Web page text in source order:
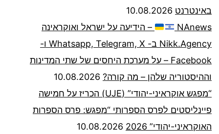
באינטרנט 10.08.2026
NAnews
– הידיעה על ישראל ואוקראינה
Nikk.Agency ב- Whatsapp, Telegram, X ו-
Facebook – על מערכת היחסים של שתי המדינות
וההיסטוריה שלהן – מה קורה? 10.08.2026
“מפגש אוקראיני-יהודי” (UJE) הכריז על חמישה
פיינליסטים לפרס הספרותי “מפגש: פרס הספרות
האוקראיני-יהודי” 2026
10.08.2026